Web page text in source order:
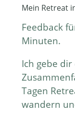
Mein Retreat
Feedback
Minuten.
Ich gebe
Tagen
wandern